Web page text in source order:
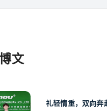
文
礼轻情重，双向